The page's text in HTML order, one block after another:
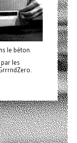
le béton.
les